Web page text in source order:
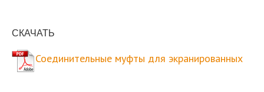
СКАЧАТЬ
Соединительные муфты для экранированных